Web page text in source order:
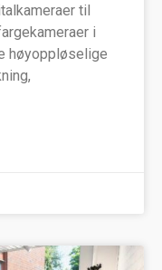
til
i
høyoppløselige